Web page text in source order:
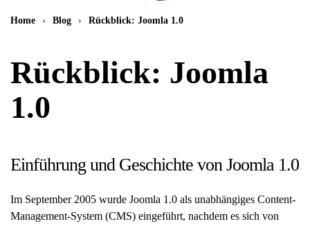
Home Blog Rückblick: Joomla 1.0
Rückblick: Joomla
1.0
Einführung und Geschichte von Joomla 1.0
Im September 2005 wurde Joomla 1.0 als unabhängiges Content-
Management-System (CMS) eingeführt, nachdem es sich von